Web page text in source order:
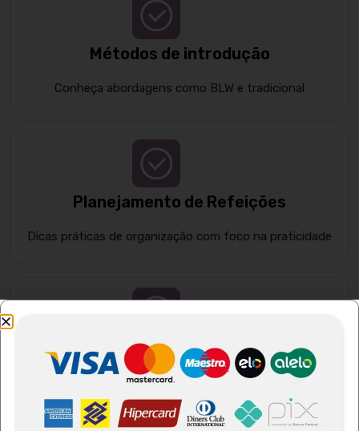
Métodos de introdução
Conheça abordagens como BLW e tradicional
Planejamento de Refeições
Dicas práticas de organização com foco na praticidade
Seletividade Alimentar
O que é a seletividade alimentar: conteito e causas